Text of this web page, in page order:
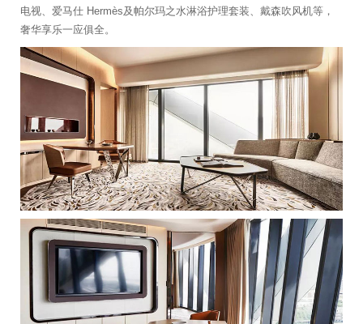
电视、爱马仕 Hermès及帕尔玛之水淋浴护理套装、戴森吹风机等，
奢华享乐一应俱全。